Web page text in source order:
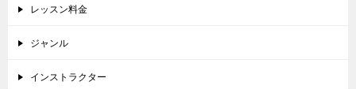
レッスン料金
ジャンル
インストラクター